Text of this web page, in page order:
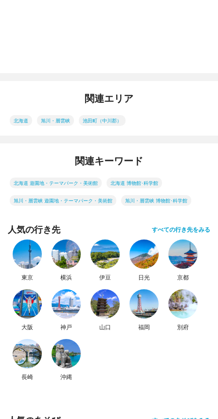
関連エリア
北海道 旭川・層雲峡 池田町（中川郡）
関連キーワード
北海道 遊園地・テーマパーク・美術館 北海道 博物館･科学館
旭川・層雲峡 遊園地・テーマパーク・美術館 旭川・層雲峡 博物館･科学館
人気の行き先 すべての行き先をみる
東京 横浜 伊豆 日光 京都
大阪 神戸 山口 福岡 別府
長崎 沖縄